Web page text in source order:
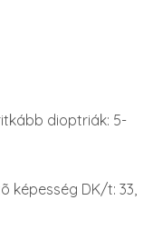
dioptriák: 5-
képesség DK/t: 33,